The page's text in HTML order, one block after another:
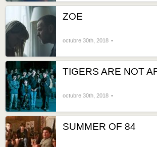
ZOE
octubre 30th, 2018
TIGERS ARE NOT
octubre 30th, 2018
SUMMER OF 84